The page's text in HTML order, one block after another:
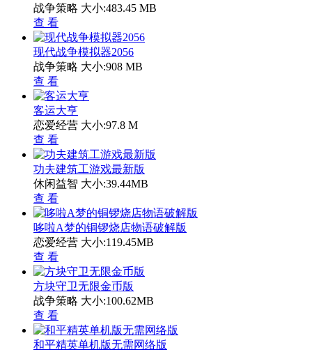
战争策略 大小:483.45 MB
查 看
现代战争模拟器2056
战争策略 大小:908 MB
查 看
客运大亨
恋爱经营 大小:97.8 M
查 看
功夫建筑工游戏最新版
休闲益智 大小:39.44MB
查 看
哆啦A梦的铜锣烧店物语破解版
恋爱经营 大小:119.45MB
查 看
方块守卫无限金币版
战争策略 大小:100.62MB
查 看
和平精英单机版无需网络版